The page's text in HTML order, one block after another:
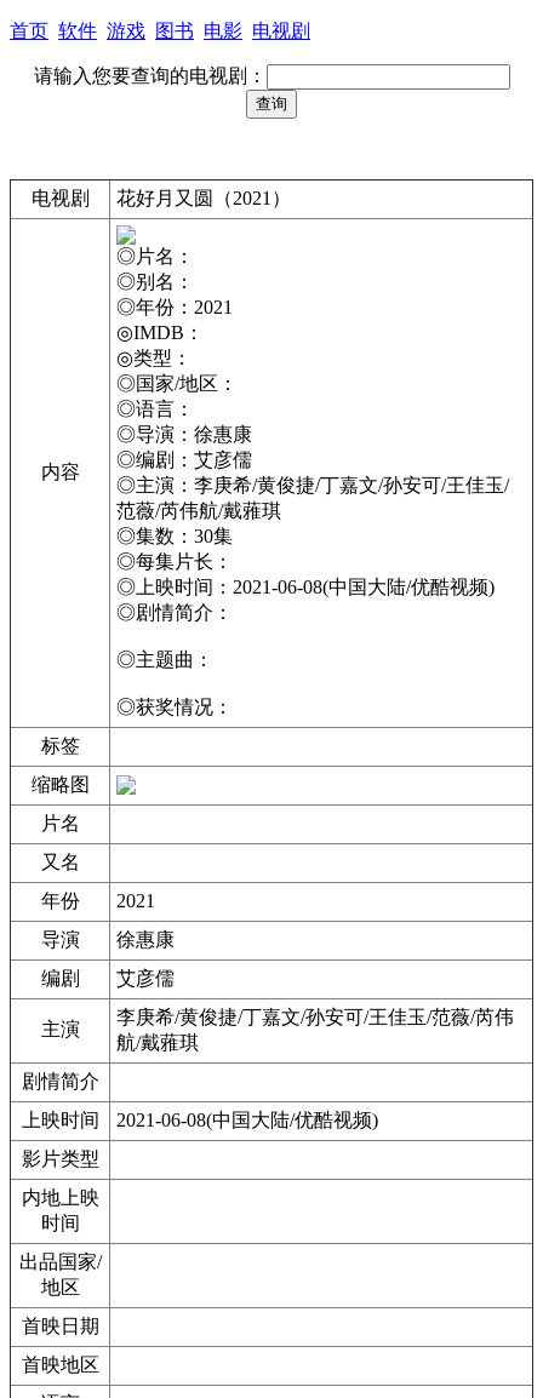
首页 软件 游戏 图书 电影 电视剧
请输入您要查询的电视剧：
电视剧 花好月又圆（2021）
内容
◎片名：
◎别名：
◎年份：2021
◎IMDB：
◎类型：
◎国家/地区：
◎语言：
◎导演：徐惠康
◎编剧：艾彦儒
◎主演：李庚希/黄俊捷/丁嘉文/孙安可/王佳玉/
范薇/芮伟航/戴蕥琪
◎集数：30集
◎每集片长：
◎上映时间：2021-06-08(中国大陆/优酷视频)
◎剧情简介：
◎主题曲：
◎获奖情况：
标签
缩略图
片名
又名
年份
2021
导演
徐惠康
编剧
艾彦儒
主演
李庚希/黄俊捷/丁嘉文/孙安可/王佳玉/范薇/芮伟
航/戴蕥琪
剧情简介
上映时间
2021-06-08(中国大陆/优酷视频)
影片类型
内地上映
时间
出品国家/
地区
首映日期
首映地区